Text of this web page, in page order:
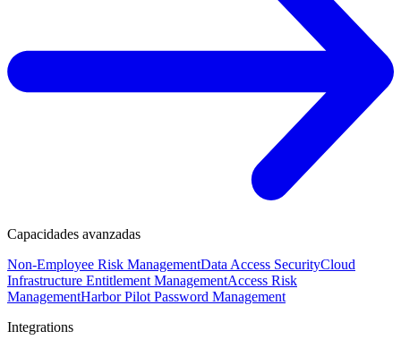
Capacidades avanzadas
Non-Employee Risk ManagementData Access SecurityCloud
Infrastructure Entitlement ManagementAccess Risk
ManagementHarbor Pilot Password Management
Integrations